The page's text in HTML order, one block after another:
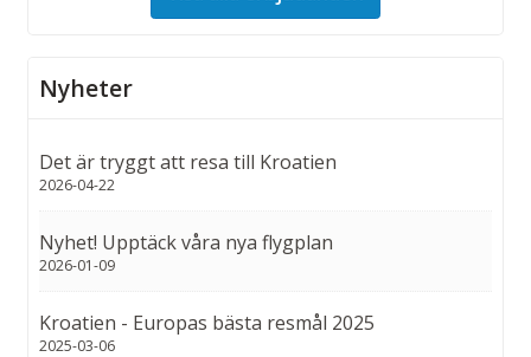
Nyheter
Det är tryggt att resa till Kroatien
2026-04-22
Nyhet! Upptäck våra nya flygplan
2026-01-09
Kroatien - Europas bästa resmål 2025
2025-03-06